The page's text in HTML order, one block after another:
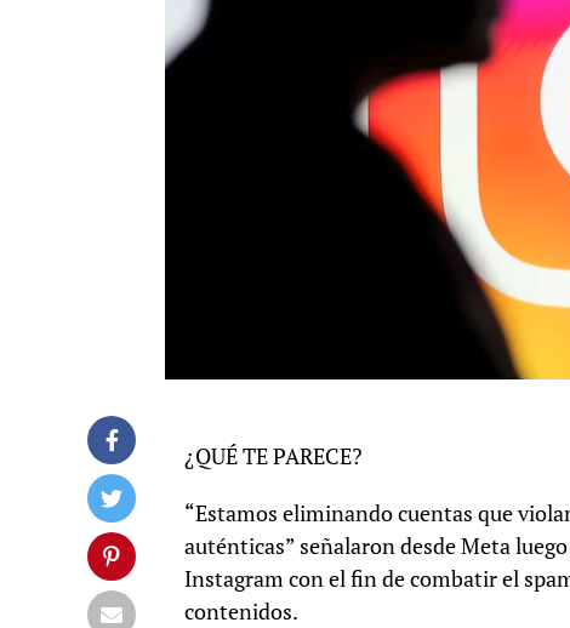
¿QUÉ TE PARECE?
“Estamos eliminando cuentas que
auténticas” señalaron desde Meta
Instagram con el fin de combatir el
contenidos.